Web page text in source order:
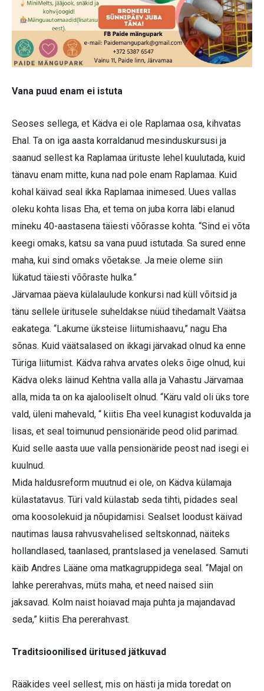
Vana puud enam ei istuta
Seoses sellega, et Kädva ei ole Raplamaa osa, kihvatas
Ehal. Ta on iga aasta korraldanud mesinduskursusi ja
saanud sellest ka Raplamaa ürituste lehel kuulutada, kuid
tänavu enam mitte, kuna nad pole enam Raplamaa. Kuid
kohal käivad seal ikka Raplamaa inimesed. Uues vallas
oleku kohta lisas Eha, et tema on juba korra läbi elanud
mineku 40-aastasena täiesti võõrasse kohta. “Sind ei võta
keegi omaks, katsu sa vana puud istutada. Sa sured enne
maha, kui sind omaks võetakse. Ja meie oleme siin
lükatud täiesti võõraste hulka.”
Järvamaa päeva külalaulude konkursi nad küll võitsid ja
tänu sellele üritusele suheldakse nüüd tihedamalt Väätsa
eakatega. “Lakume üksteise liitumishaavu,” nagu Eha
sõnas. Kuid väätsalased on ikkagi järvakad olnud ka enne
Türiga liitumist. Kädva rahva arvates oleks õige olnud, kui
Kädva oleks läinud Kehtna valla alla ja Vahastu Järvamaa
alla, mida ta on ka ajalooliselt olnud. “Käru vald oli üks tore
vald, üleni mahevald, “ kiitis Eha veel kunagist koduvalda ja
lisas, et seal toimunud pensionäride peod olid parimad.
Kuid selle aasta uue valla pensionäride peost nad isegi ei
kuulnud.
Mida haldusreform muutnud ei ole, on Kädva külamaja
külastatavus. Türi vald külastab seda tihti, pidades seal
oma koosolekuid ja nõupidamisi. Sealset loodust käivad
nautimas lausa rahvusvahelised seltskonnad, näiteks
hollandlased, taanlased, prantslased ja venelased. Samuti
käib Andres Lääne oma matkagruppidega seal. “Majal on
lahke pererahvas, müts maha, et need naised siin
jaksavad. Kolm naist hoiavad maja puhta ja majandavad
seda,” kiitis Eha pererahvast.
Traditsioonilised üritused jätkuvad
Rääkides veel sellest, mis on hästi ja mida toredat on